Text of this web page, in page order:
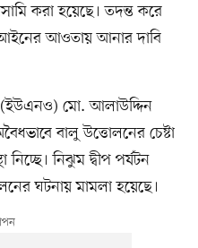
করা হয়েছে। তদন্ত করে
আওতায় আনার দাবি
(ইউএনও) মো. আলাউদ্দিন
বালু উত্তোলনের চেষ্টা
নিঝুম দ্বীপ পর্যটন
ঘটনায় মামলা হয়েছে।